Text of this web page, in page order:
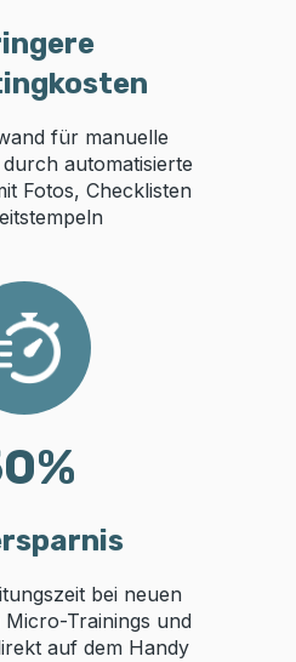
für manuelle
automatisierte
Fotos, Checklisten
%
bei neuen
Trainings und
auf dem Handy